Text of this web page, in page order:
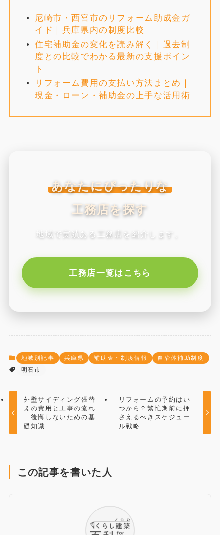
尼崎市・西宮市のリフォーム助成金ガ
イド｜兵庫県内の制度比較
住宅補助金の変化を読み解く｜過去制
度との比較でわかる最新の支援ポイン
ト
リフォーム費用の支払い方法まとめ｜
現金・ローン・補助金の上手な活用術
あなたにぴったりな
工務店を探す
地域で実績ある工務店を紹介します。
工務店一覧はこちら
地域別記事 兵庫県 補助金・制度情報
自治体補助制度
明石市
外壁サイディング張替
えの費用と工事の流れ
｜後悔しないための基
礎知識
リフォームの予約はい
つから？繁忙期前に押
さえるべきスケジュー
ル戦略
この記事を書いた人